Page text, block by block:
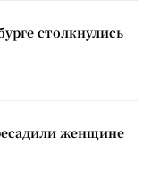
столкнулись
женщине